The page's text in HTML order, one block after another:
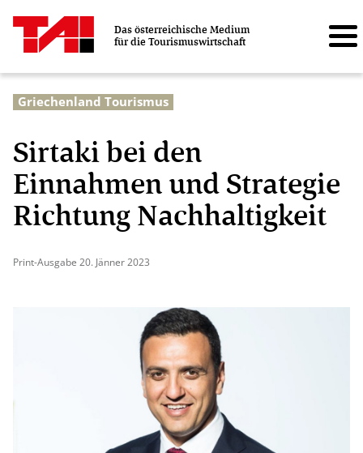
Das österreichische Medium
für die Tourismuswirtschaft
Griechenland Tourismus
Sirtaki bei den
Einnahmen und Strategie
Richtung Nachhaltigkeit
Print-Ausgabe 20. Jänner 2023